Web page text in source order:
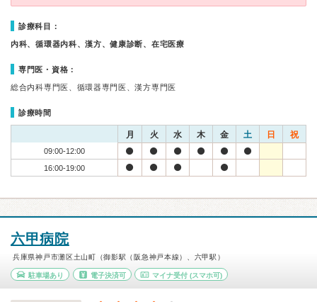
診療科目：
内科、循環器内科、漢方、健康診断、在宅医療
専門医・資格：
総合内科専門医、循環器専門医、漢方専門医
診療時間
月 火 水 木 金 土 日 祝
09:00-12:00
16:00-19:00
六甲病院
兵庫県神戸市灘区土山町（御影駅（阪急神戸本線）、六甲駅）
駐車場あり 電子決済可 マイナ受付 (スマホ可)